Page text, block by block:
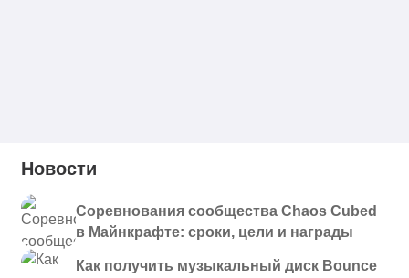
Новости
Соревнования сообщества Chaos Cubed
в Майнкрафте: сроки, цели и награды
Как получить музыкальный диск Bounce